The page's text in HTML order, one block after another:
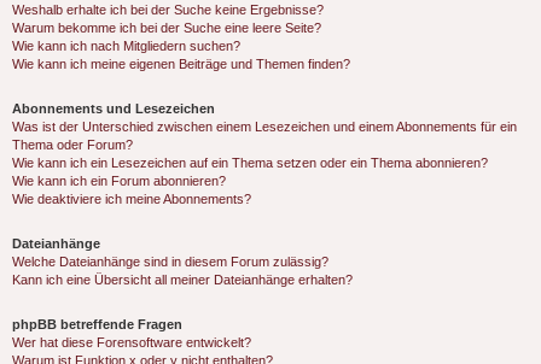
Weshalb erhalte ich bei der Suche keine Ergebnisse?
Warum bekomme ich bei der Suche eine leere Seite?
Wie kann ich nach Mitgliedern suchen?
Wie kann ich meine eigenen Beiträge und Themen finden?
Abonnements und Lesezeichen
Was ist der Unterschied zwischen einem Lesezeichen und einem Abonnements für ein
Thema oder Forum?
Wie kann ich ein Lesezeichen auf ein Thema setzen oder ein Thema abonnieren?
Wie kann ich ein Forum abonnieren?
Wie deaktiviere ich meine Abonnements?
Dateianhänge
Welche Dateianhänge sind in diesem Forum zulässig?
Kann ich eine Übersicht all meiner Dateianhänge erhalten?
phpBB betreffende Fragen
Wer hat diese Forensoftware entwickelt?
Warum ist Funktion x oder y nicht enthalten?